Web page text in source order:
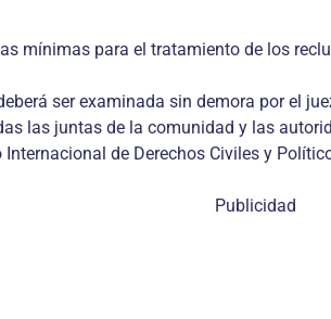
mínimas para el tratamiento de los
ser examinada sin demora por el
las juntas de la comunidad y las
de Derechos Civiles y
Publicidad